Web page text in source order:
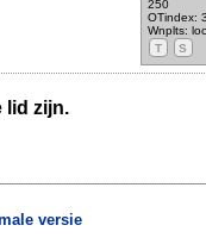
250
OTindex:
Wnplts:
T
S
lid zijn.
versie